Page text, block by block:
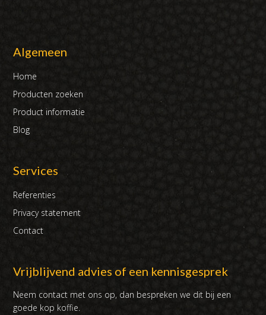
Algemeen
Home
Producten zoeken
Product informatie
Blog
Services
Referenties
Privacy statement
Contact
Vrijblijvend advies of een kennisgesprek
Neem contact met ons op, dan bespreken we dit bij een
goede kop koffie.